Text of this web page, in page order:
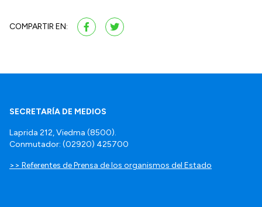
COMPARTIR EN:
SECRETARÍA DE MEDIOS
Laprida 212, Viedma (8500).
Conmutador: (02920) 425700
>> Referentes de Prensa de los organismos del Estado